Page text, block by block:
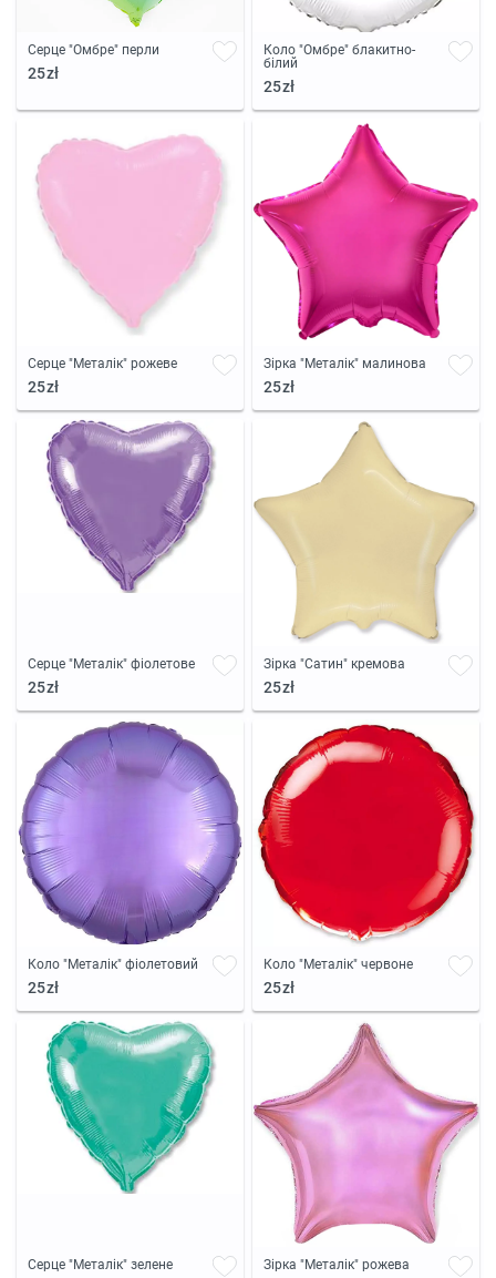
Серце "Омбре" перли
25zł
Коло "Омбре" блакитно-
білий
25zł
Серце "Металік" рожеве
25zł
Зірка "Металік" малинова
25zł
Серце "Металік" фіолетове
25zł
Зірка "Сатин" кремова
25zł
Коло "Металік" фіолетовий
25zł
Коло "Металік" червоне
25zł
Серце "Металік" зелене Зірка "Металік" рожева